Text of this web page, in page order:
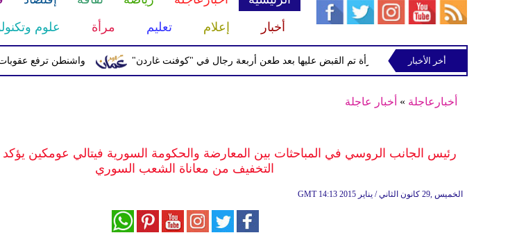
أخبار
إعلام تعليم مرأة علوم
واشنطن ترفع عقوبات عن الشرطة تعتقل إمرأة تم القبض عليها بعد طعن أربعة رجال في "كوفنت غاردن"
أخر الأخبار
أخبارعاجلة » أخبار عاجلة
رئيس الجانب الروسي في المباحثات بين المعارضة والحكومة السورية فيتالي عومكين
التخفيف من معاناة الشعب السوري
GMT 14:13 2015 الخميس ,29 كانون الثاني / يناير